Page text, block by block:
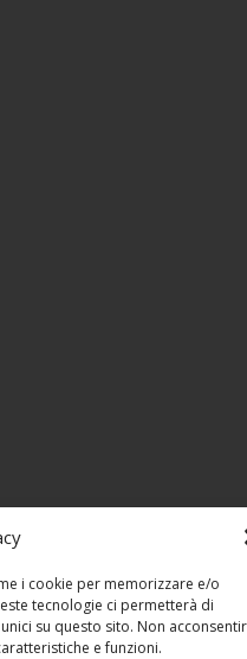
i cookie per memorizzare e/o
tecnologie ci permetterà di
su questo sito. Non
e funzioni.